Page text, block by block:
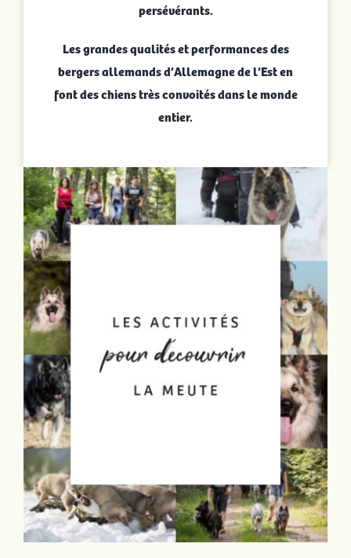
persévérants.
Les grandes qualités et performances des
bergers allemands d’Allemagne de l’Est en
font des chiens très convoités dans le monde
entier.